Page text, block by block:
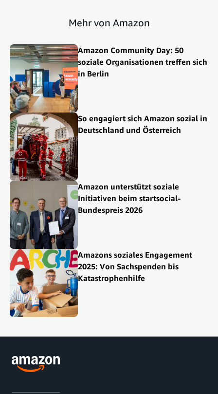
Mehr von Amazon
Amazon Community Day: 50
soziale Organisationen treffen sich
in Berlin
So engagiert sich Amazon sozial in
Deutschland und Österreich
Amazon unterstützt soziale
Initiativen beim startsocial-
Bundespreis 2026
Amazons soziales Engagement
2025: Von Sachspenden bis
Katastrophenhilfe